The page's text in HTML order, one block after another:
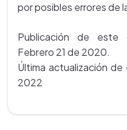
por posibles errores de
Publicación de este
Febrero 21 de 2020.
Última actualización
2022